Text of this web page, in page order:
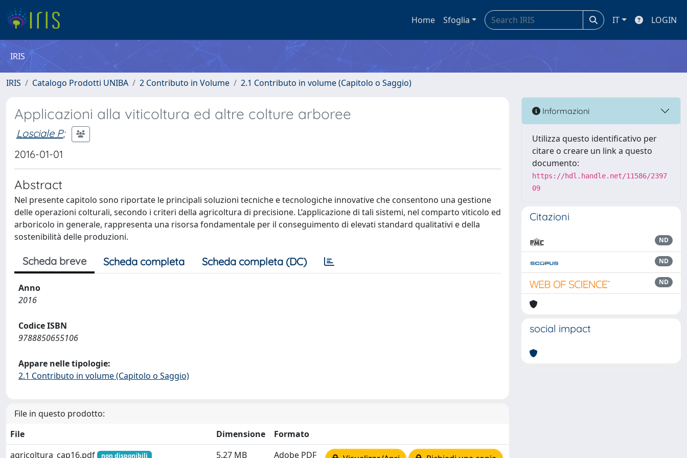
Home Sfoglia IT LOGIN
IRIS
IRIS Catalogo Prodotti UNIBA 2 Contributo in Volume 2.1 Contributo in volume (Capitolo o Saggio)
Applicazioni alla viticoltura ed altre colture arboree
Losciale P;
2016-01-01
Abstract
Nel presente capitolo sono riportate le principali soluzioni tecniche e tecnologiche innovative che consentono una gestione
delle operazioni colturali, secondo i criteri della agricoltura di precisione. L’applicazione di tali sistemi, nel comparto viticolo ed
arboricolo in generale, rappresenta una risorsa fondamentale per il conseguimento di elevati standard qualitativi e della
sostenibilità delle produzioni.
Scheda breve Scheda completa Scheda completa (DC)
Anno
2016
Codice ISBN
9788850655106
Appare nelle tipologie:
2.1 Contributo in volume (Capitolo o Saggio)
File in questo prodotto:
File
Dimensione
Formato
agricoltura_cap16.pdf
non disponibili 5.27 MB Adobe PDF
Informazioni
Utilizza questo identificativo per
citare o creare un link a questo
documento:
https://hdl.handle.net/11586/2397
09
Citazioni
ND
ND
ND
social impact